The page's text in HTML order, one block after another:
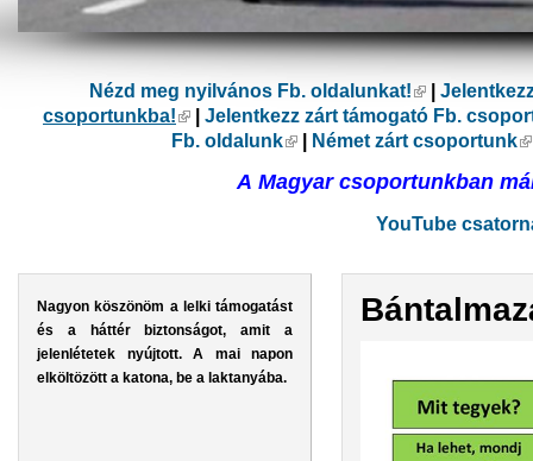
Nézd meg nyilvános Fb. oldalunkat!(külső
csoportunkba!(külső hivatkozás)
Jelentkezz zárt támogató Fb.
Fb. oldalunk(külső hivatkozás)
Német zárt csoportunk
A Magyar csoportunkban
YouTube
Nagyon köszönöm a lelki támogatást
és a háttér biztonságot, amit a
jelenlétetek nyújtott. A mai napon
elköltözött a katona, be a laktanyába.